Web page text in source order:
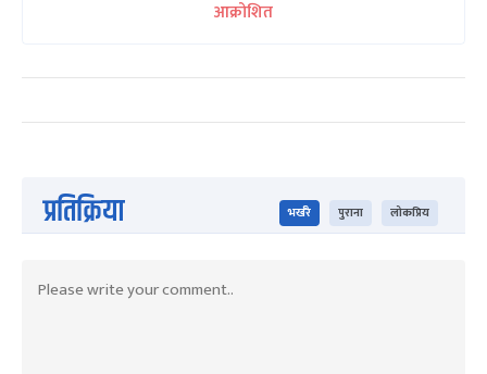
आक्रोशित
प्रतिक्रिया भर्खरै पुराना लोकप्रिय